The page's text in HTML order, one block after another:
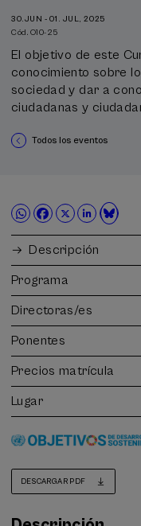
30.JUN - 01. JUL, 2025
Cód. O10-25
El objetivo de este
conocimiento sobre
sociedad y dar a
ciudadanas y
Todos los eventos
Descripción
Programa
Directoras/es
Ponentes
Precios matrícula
Lugar
DESCARGAR PDF